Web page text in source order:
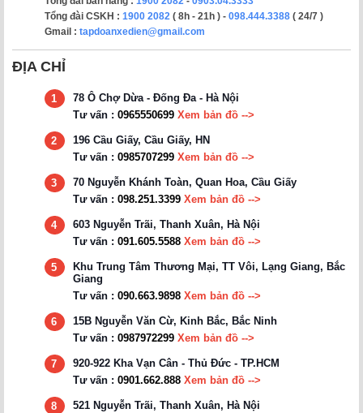
Tổng đài CSKH : 1900 2082 ( 8h - 21h ) - 098.444.3388 ( 24/7 )
Gmail : tapdoanxedien@gmail.com
ĐỊA CHỈ
1
78 Ô Chợ Dừa - Đống Đa - Hà Nội
Tư vấn : 0965550699 Xem bản đồ -->
2
196 Cầu Giấy, Cầu Giấy, HN
Tư vấn : 0985707299 Xem bản đồ -->
3
70 Nguyễn Khánh Toàn, Quan Hoa, Cầu Giấy
Tư vấn : 098.251.3399 Xem bản đồ -->
4
603 Nguyễn Trãi, Thanh Xuân, Hà Nội
Tư vấn : 091.605.5588 Xem bản đồ -->
5
Khu Trung Tâm Thương Mại, TT Vôi, Lạng Giang, Bắc
Giang
Tư vấn : 090.663.9898 Xem bản đồ -->
6
15B Nguyễn Văn Cừ, Kinh Bắc, Bắc Ninh
Tư vấn : 0987972299 Xem bản đồ -->
7
920-922 Kha Vạn Cân - Thủ Đức - TP.HCM
Tư vấn : 0901.662.888 Xem bản đồ -->
8
521 Nguyễn Trãi, Thanh Xuân, Hà Nội